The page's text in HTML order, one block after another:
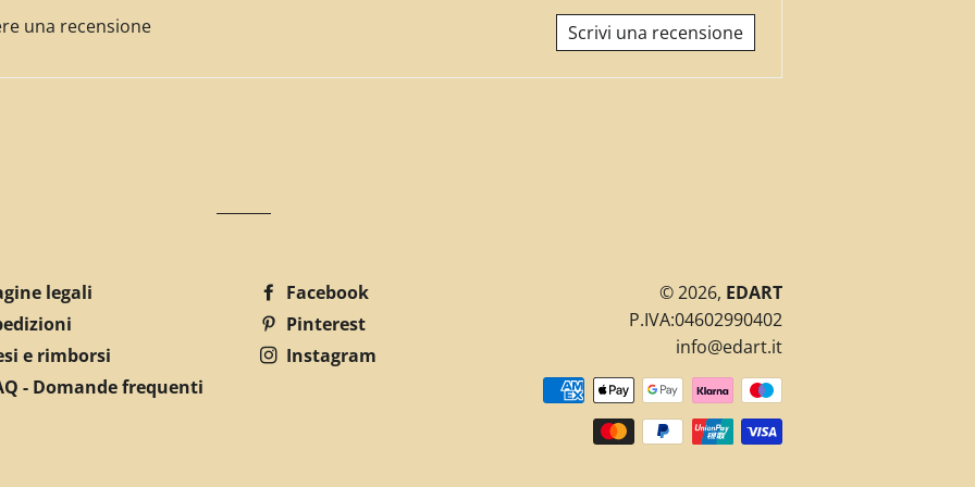
una recensione Scrivi una recensione
legali
e rimborsi
- Domande frequenti
Facebook
Pinterest
Instagram
© 2026, EDART
P.IVA:04602990402
info@edart.it